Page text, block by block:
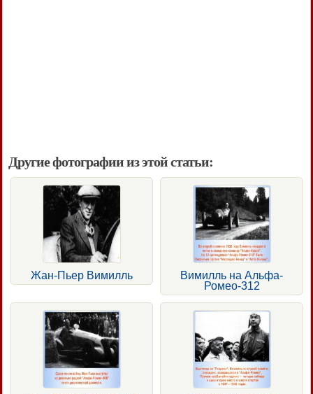
Другие фотографии из этой статьи:
Жан-Пьер Вимилль
Вимилль на Альфа-
Ромео-312